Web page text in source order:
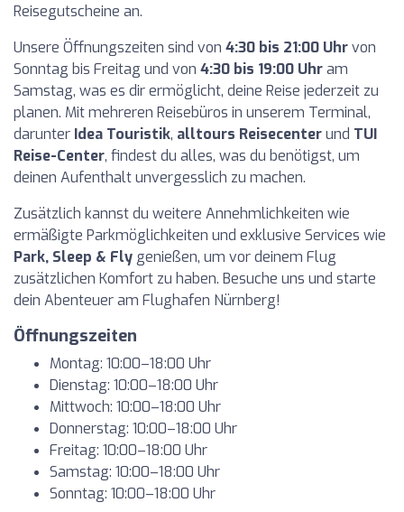
Reisegutscheine an.
Unsere Öffnungszeiten sind von 4:30 bis 21:00 Uhrvon
Sonntag bis Freitag und von 4:30 bis 19:00 Uhram
Samstag, was es dir ermöglicht, deine Reise jederzeit zu
planen. Mit mehreren Reisebüros in unserem Terminal,
darunter Idea Touristik, alltours Reisecenterund TUI
Reise-Center, findest du alles, was du benötigst, um
deinen Aufenthalt unvergesslich zu machen.
Zusätzlich kannst du weitere Annehmlichkeiten wie
ermäßigte Parkmöglichkeiten und exklusive Services wie
Park, Sleep & Fly genießen, um vor deinem Flug
zusätzlichen Komfort zu haben. Besuche uns und starte
dein Abenteuer am Flughafen Nürnberg!
Öffnungszeiten
Montag: 10:00–18:00 Uhr
Dienstag: 10:00–18:00 Uhr
Mittwoch: 10:00–18:00 Uhr
Donnerstag: 10:00–18:00 Uhr
Freitag: 10:00–18:00 Uhr
Samstag: 10:00–18:00 Uhr
Sonntag: 10:00–18:00 Uhr